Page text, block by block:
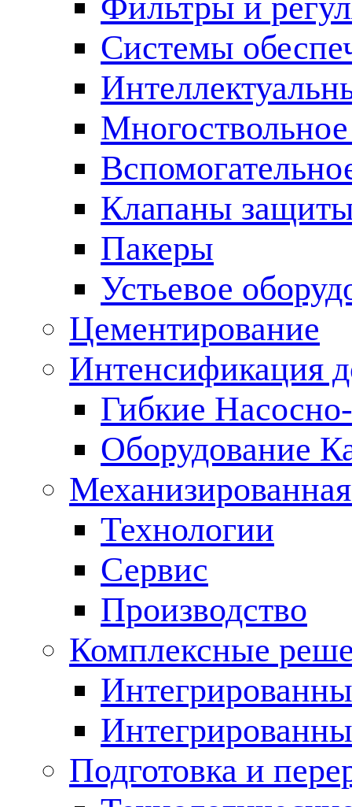
Cистемы
Клапаны
Пакеры
Устьевое
Цементирование
Интенсификация
Гибкие
Оборудование
Технологии
Сервис
Производство
Комплексные
Подготовка и